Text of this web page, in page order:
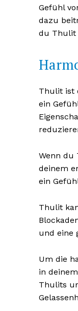
Gefühl
dazu
du Thulit
Thulit ist
ein
Wenn du
deinem
ein
Thulit
und eine
Um die
in
Thulits